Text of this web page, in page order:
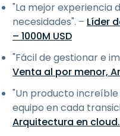
"La mejor experiencia
necesidades". – Líder
– 1000M USD
"Fácil de gestionar e
Venta al por menor,
"Un producto
equipo en cada
Arquitectura en